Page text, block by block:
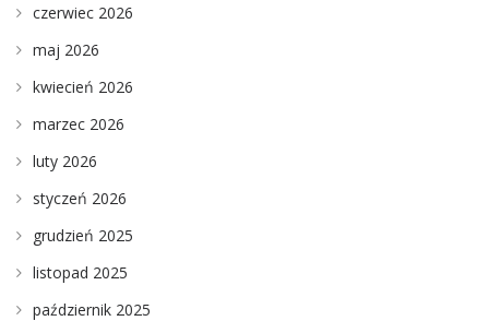
czerwiec 2026
maj 2026
kwiecień 2026
marzec 2026
luty 2026
styczeń 2026
grudzień 2025
listopad 2025
październik 2025